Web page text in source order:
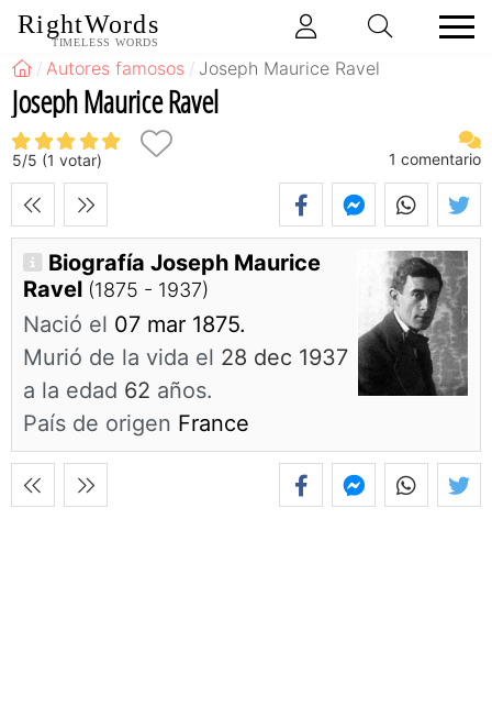
RightWords
TIMELESS WORDS
Autores famosos Joseph Maurice Ravel
Joseph Maurice Ravel
5/5 (1 votar) 1 comentario
Biografía Joseph Maurice
Ravel (1875 - 1937)
Nació el 07 mar 1875.
Murió de la vida el 28 dec 1937
a la edad 62 años.
País de origen France